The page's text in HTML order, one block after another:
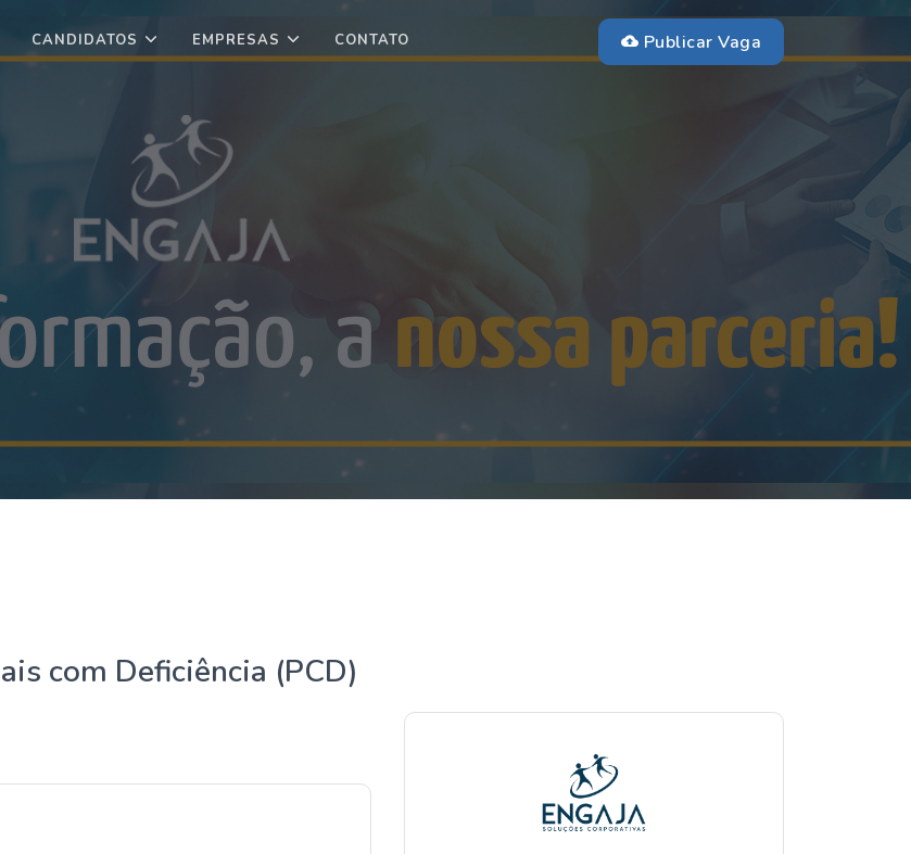
Publicar Vaga
CANDIDATOS EMPRESAS CONTATO
com Deficiência (PCD)